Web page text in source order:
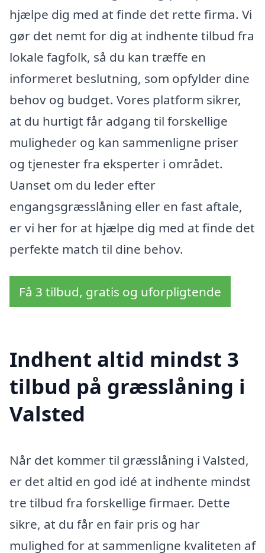
hjælpe dig med at finde det rette firma. Vi
gør det nemt for dig at indhente tilbud fra
lokale fagfolk, så du kan træffe en
informeret beslutning, som opfylder dine
behov og budget. Vores platform sikrer,
at du hurtigt får adgang til forskellige
muligheder og kan sammenligne priser
og tjenester fra eksperter i området.
Uanset om du leder efter
engangsgræsslåning eller en fast aftale,
er vi her for at hjælpe dig med at finde det
perfekte match til dine behov.
Få 3 tilbud, gratis og uforpligtende
Indhent altid mindst 3
tilbud på græsslåning i
Valsted
Når det kommer til græsslåning i Valsted,
er det altid en god idé at indhente mindst
tre tilbud fra forskellige firmaer. Dette
sikre, at du får en fair pris og har
mulighed for at sammenligne kvaliteten af